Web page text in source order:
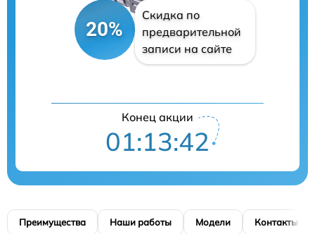
20%
Скидка по
предварительной
записи на сайте
Конец акции
01:13:42
Преимущества Наши работы Модели Контакты